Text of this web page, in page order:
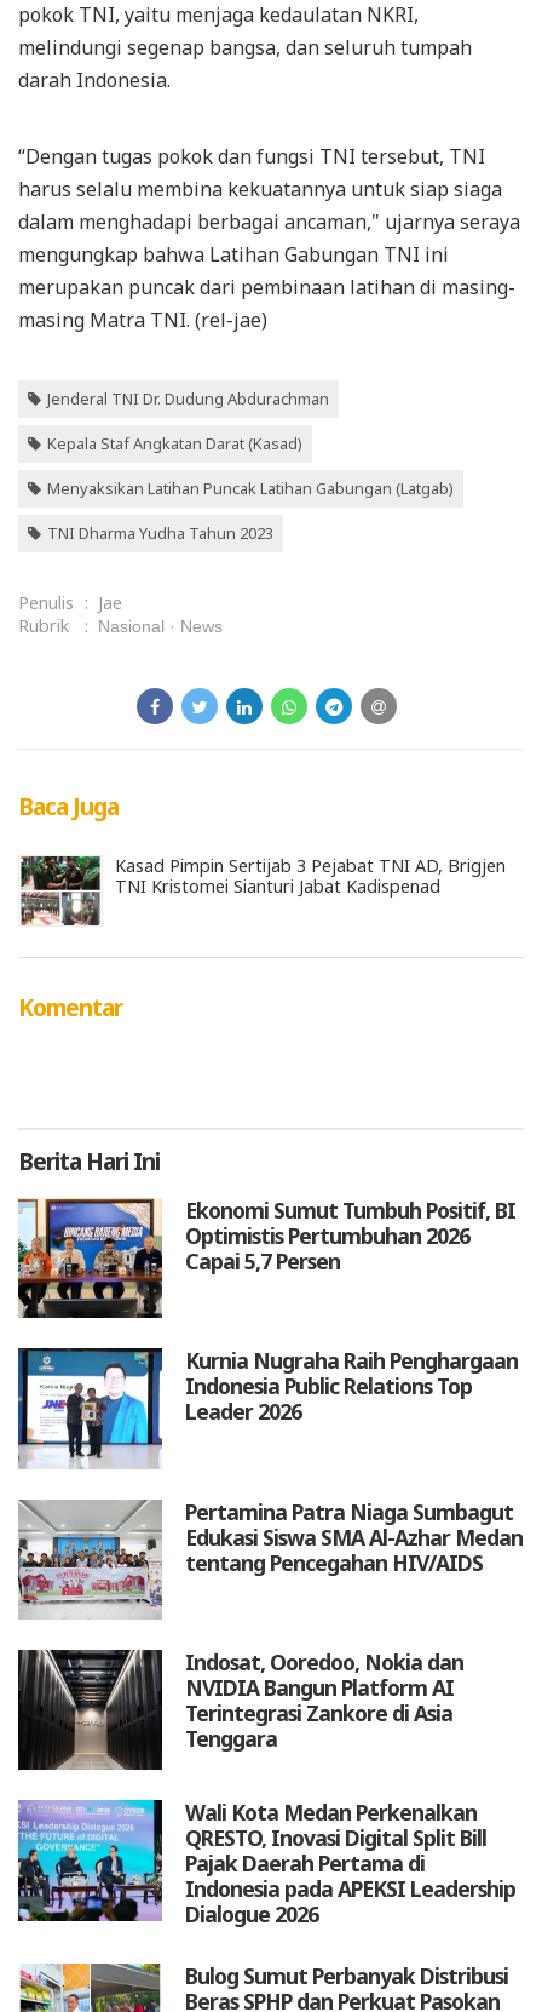
pokok TNI, yaitu menjaga kedaulatan NKRI,
melindungi segenap bangsa, dan seluruh tumpah
darah Indonesia.
“Dengan tugas pokok dan fungsi TNI tersebut, TNI
harus selalu membina kekuatannya untuk siap siaga
dalam menghadapi berbagai ancaman," ujarnya seraya
mengungkap bahwa Latihan Gabungan TNI ini
merupakan puncak dari pembinaan latihan di masing-
masing Matra TNI. (rel-jae)
Jenderal TNI Dr. Dudung Abdurachman
Kepala Staf Angkatan Darat (Kasad)
Menyaksikan Latihan Puncak Latihan Gabungan (Latgab)
TNI Dharma Yudha Tahun 2023
Penulis : Jae
Rubrik
: Nasional News
Baca Juga
Kasad Pimpin Sertijab 3 Pejabat TNI AD, Brigjen
TNI Kristomei Sianturi Jabat Kadispenad
Komentar
Berita Hari Ini
Ekonomi Sumut Tumbuh Positif, BI
Optimistis Pertumbuhan 2026
Capai 5,7 Persen
Kurnia Nugraha Raih Penghargaan
Indonesia Public Relations Top
Leader 2026
Pertamina Patra Niaga Sumbagut
Edukasi Siswa SMA Al-Azhar Medan
tentang Pencegahan HIV/AIDS
Indosat, Ooredoo, Nokia dan
NVIDIA Bangun Platform AI
Terintegrasi Zankore di Asia
Tenggara
Wali Kota Medan Perkenalkan
QRESTO, Inovasi Digital Split Bill
Pajak Daerah Pertama di
Indonesia pada APEKSI Leadership
Dialogue 2026
Bulog Sumut Perbanyak Distribusi
Beras SPHP dan Perkuat Pasokan